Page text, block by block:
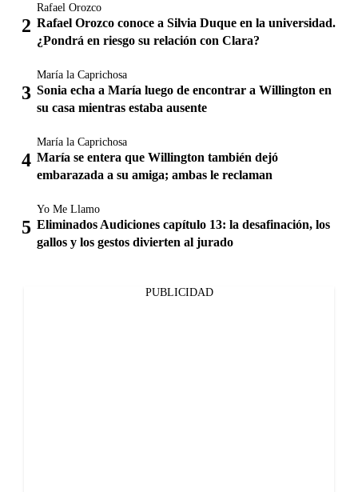
Rafael Orozco
Rafael Orozco conoce a Silvia Duque en la universidad.
¿Pondrá en riesgo su relación con Clara?
María la Caprichosa
Sonia echa a María luego de encontrar a Willington en
su casa mientras estaba ausente
María la Caprichosa
María se entera que Willington también dejó
embarazada a su amiga; ambas le reclaman
Yo Me Llamo
Eliminados Audiciones capítulo 13: la desafinación, los
gallos y los gestos divierten al jurado
PUBLICIDAD